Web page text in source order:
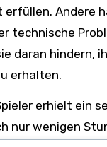
erfüllen. Andere
technische
daran hindern,
erhalten.
erhielt ein
nur wenigen